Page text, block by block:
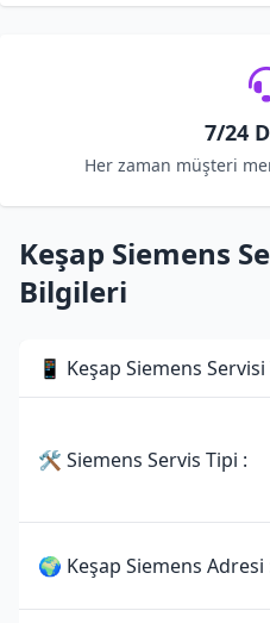
7/24
Her zaman müşteri
Keşap Siemens
Bilgileri
📱 Keşap Siemens
🛠 Siemens Servis Tipi :
🌍 Keşap Siemens Adresi